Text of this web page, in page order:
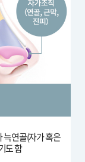
늑연골(자가 혹은
도 함